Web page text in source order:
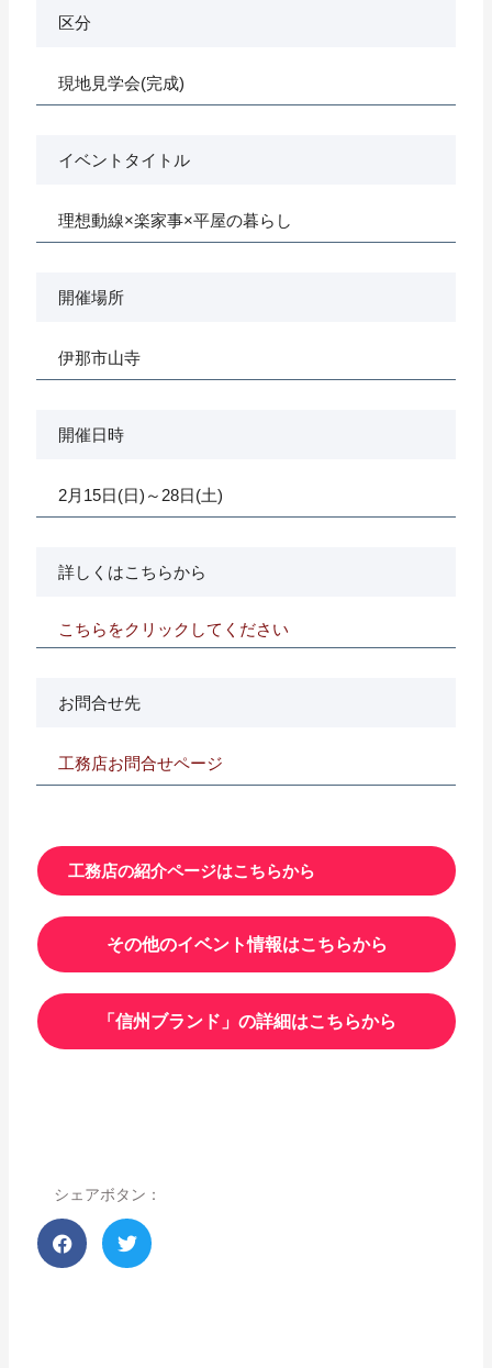
区分
現地見学会(完成)
イベントタイトル
理想動線×楽家事×平屋の暮らし
開催場所
伊那市山寺
開催日時
2月15日(日)～28日(土)
詳しくはこちらから
こちらをクリックしてください
お問合せ先
工務店お問合せページ
工務店の紹介ページはこちらから
その他のイベント情報はこちらから
「信州ブランド」の詳細はこちらから
シェアボタン：